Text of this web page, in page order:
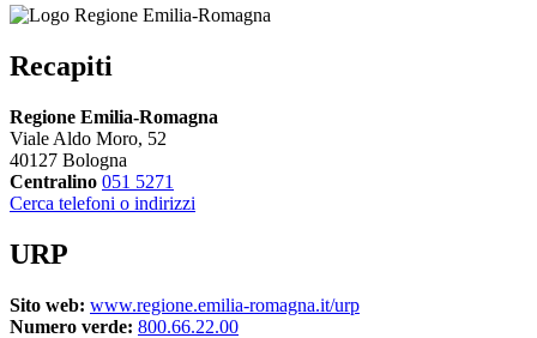
Recapiti
Regione Emilia-Romagna
Viale Aldo Moro, 52
40127 Bologna
Centralino 051 5271
Cerca telefoni o indirizzi
URP
Sito web: www.regione.emilia-romagna.it/urp
Numero verde: 800.66.22.00